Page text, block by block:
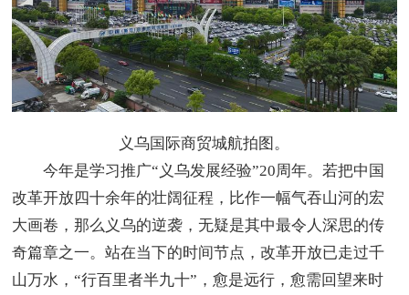
义乌国际商贸城航拍图。
今年是学习推广“义乌发展经验”20周年。若把中国
改革开放四十余年的壮阔征程，比作一幅气吞山河的宏
大画卷，那么义乌的逆袭，无疑是其中最令人深思的传
奇篇章之一。站在当下的时间节点，改革开放已走过千
山万水，“行百里者半九十”，愈是远行，愈需回望来时